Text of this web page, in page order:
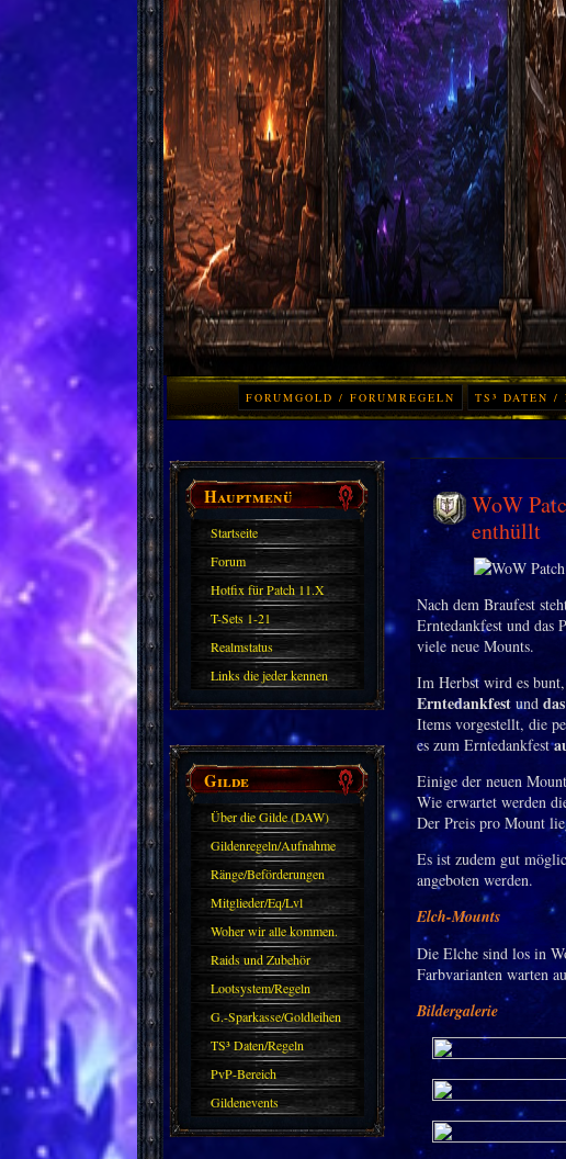
FORUMGOLD / FORUMREGELN TS³ DATEN /
Hauptmenü
Startseite
Forum
Hotfix für Patch 11.X
T-Sets 1-21
Realmstatus
Links die jeder kennen
sollte?! Oder nicht?
Gilde
Über die Gilde (DAW)
Gildenregeln/Aufnahme
Ränge/Beförderungen
Mitglieder/Eq/Lvl
Woher wir alle kommen.
Raids und Zubehör
Lootsystem/Regeln
G.-Sparkasse/Goldleihen
TS³ Daten/Regeln
PvP-Bereich
Gildenevents
WoW
enthüllt
Nach dem Braufest
Erntedankfest und das
viele neue Mounts.
Im Herbst wird es
Erntedankfest und
Items vorgestellt, die
es zum Erntedankfest
Einige der neuen
Wie erwartet werden
Der Preis pro Mount
Es ist zudem gut
angeboten werden.
Elch-Mounts
Die Elche sind los in
Farbvarianten warten
Bildergalerie